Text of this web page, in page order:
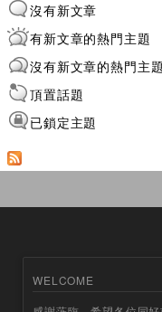
沒有新文章
有新文章的熱門主題
沒有新文章的熱門主題
頂置話題
已鎖定主題
WELCOME